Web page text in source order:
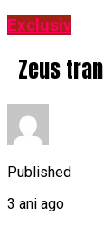
Exclusiv
Zeus
Published
3 ani ago